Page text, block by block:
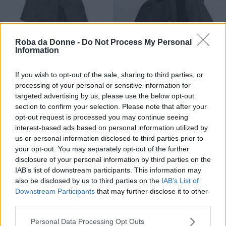
Roba da Donne - Do Not Process My Personal
Information
If you wish to opt-out of the sale, sharing to third parties, or
processing of your personal or sensitive information for
targeted advertising by us, please use the below opt-out
section to confirm your selection. Please note that after your
opt-out request is processed you may continue seeing
interest-based ads based on personal information utilized by
us or personal information disclosed to third parties prior to
your opt-out. You may separately opt-out of the further
disclosure of your personal information by third parties on the
IAB’s list of downstream participants. This information may
also be disclosed by us to third parties on the IAB’s List of
Downstream Participants that may further disclose it to other
Please note that this website/app uses one or more Google
Personal Data Processing Opt Outs
Per chi non ama il teddy, c’è questo classico
cappottoin panno, sempre con una cintura da
annodare oppure no in vita. I colori disponibili
sono grigio, nero e marrone, ma non pensiate di
trovare necessariamente colori solidi, perché
queste sfumature sono melange.
Continua a leggere dopo la pubblicità